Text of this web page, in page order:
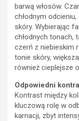
barwą włosów.
chłodnym
skóry. Wybierając
chłodnych tonach,
czerń z niebieskim
tonie skóry,
również cieplejsze
Odpowiedni
Kontrast między
kluczową rolę w
karnacji, zbyt